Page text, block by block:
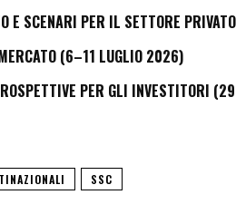
E SCENARI PER IL SETTORE
(6–11 LUGLIO 2026)
PER GLI INVESTITORI
SSC